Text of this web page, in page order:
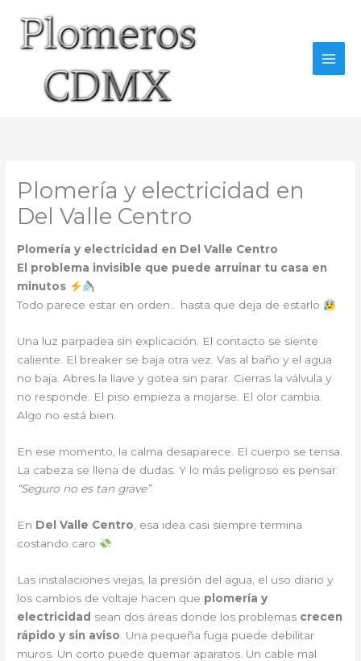
contenido
Plomería y electricidad en
Del Valle Centro
Plomería y electricidad en Del Valle Centro
El problema invisible que puede arruinar tu casa en
minutos
Todo parece estar en orden… hasta que deja de estarlo
Una luz parpadea sin explicación. El contacto se siente
caliente. El breaker se baja otra vez. Vas al baño y el agua
no baja. Abres la llave y gotea sin parar. Cierras la válvula y
no responde. El piso empieza a mojarse. El olor cambia.
Algo no está bien.
En ese momento, la calma desaparece. El cuerpo se tensa.
La cabeza se llena de dudas. Y lo más peligroso es pensar:
“Seguro no es tan grave”.
En Del Valle Centro , esa idea casi siempre termina
costando caro
Las instalaciones viejas, la presión del agua, el uso diario y
los cambios de voltaje hacen que plomería y
electricidad sean dos áreas donde los problemas crecen
rápido y sin aviso . Una pequeña fuga puede debilitar
muros. Un corto puede quemar aparatos. Un cable mal